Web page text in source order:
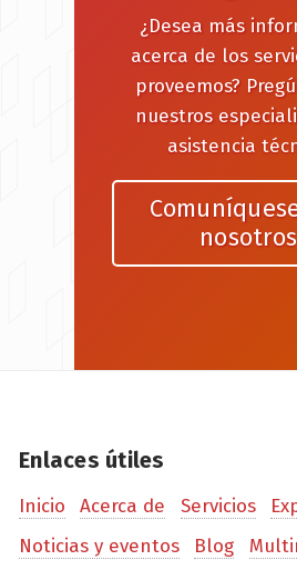
¿Desea más
acerca de los
proveemos?
nuestros
asistencia
nosotros
Enlaces útiles
Inicio Acerca de Servicios
Noticias y eventos
Blog